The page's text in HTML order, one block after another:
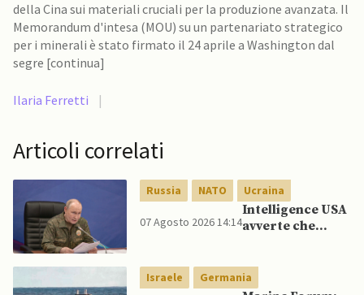
della Cina sui materiali cruciali per la produzione avanzata. Il
Memorandum d'intesa (MOU) su un partenariato strategico
per i minerali è stato firmato il 24 aprile a Washington dal
segre [continua]
Ilaria Ferretti |
Articoli correlati
Russia NATO Ucraina
07 Agosto 2026 14:14
Intelligence USA
avverte che
mentre è ancora
impegnato in
Israele Germania